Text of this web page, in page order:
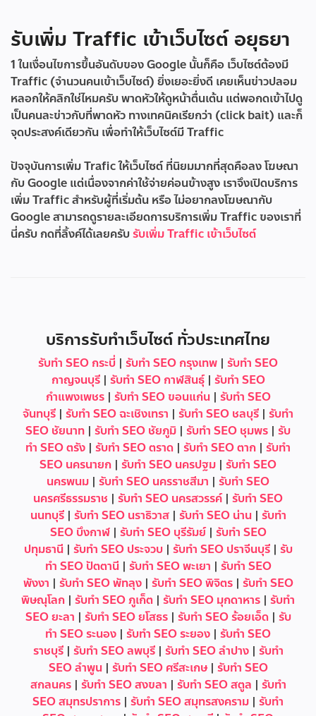
รับเพิ่ม Traffic เข้าเว็บไซต์ อยุธยา
1 ในเงื่อนไขการขึ้นอันดับของ Google นั้นก็คือ เว็บไซต์ต้องมี
Traffic (จำนวนคนเข้าเว็บไซต์) ยิ่งเยอะยิ่งดี เคยเห็นข่าวปลอม
หลอกให้คลิกใช่ไหมครับ พาดหัวให้ดูหน้าตื่นเต้น แต่พอกดเข้าไปดู
เป็นคนละข่าวกับที่พาดหัว ทางเทคนิคเรียกว่า (click bait) และก็
จุดประสงค์เดียวกัน เพื่อทำให้เว็บไซต์มี Traffic
ปัจจุบันการเพิ่ม Trafic ให้เว็บไซต์ ที่นิยมมากที่สุดคือลง โฆษณา
กับ Google แต่เนื่องจากค่าใช้จ่ายค่อนข้างสูง เราจึงเปิดบริการ
เพิ่ม Traffic สำหรับผู้ที่เริ่มต้น หรือ ไม่อยากลงโฆษณากับ
Google สามารถดูรายละเอียดการบริการเพิ่ม Traffic ของเราที่
นี่ครับ กดที่ลิ้งค์ได้เลยครับรับเพิ่ม Traffic เข้าเว็บไซต์
บริการรับทำเว็บไซต์ ทั่วประเทศไทย
รับทำ SEO กระบี่ | รับทำ SEO กรุงเทพ | รับทำ SEO
กาญจนบุรี| รับทำ SEO กาฬสินธุ์| รับทำ SEO
กำแพงเพชร| รับทำ SEO ขอนแก่น| รับทำ SEO
จันทบุรี | รับทำ SEO ฉะเชิงเทรา | รับทำ SEO ชลบุรี | รับทำ
SEO ชัยนาท | รับทำ SEO ชัยภูมิ | รับทำ SEO ชุมพร | รับ
ทำ SEO ตรัง | รับทำ SEO ตราด | รับทำ SEO ตาก | รับทำ
SEO นครนายก | รับทำ SEO นครปฐม | รับทำ SEO
นครพนม | รับทำ SEO นครราชสีมา | รับทำ SEO
นครศรีธรรมราช | รับทำ SEO นครสวรรค์| รับทำ SEO
นนทบุรี| รับทำ SEO นราธิวาส| รับทำ SEO น่าน| รับทำ
SEO บึงกาฬ| รับทำ SEO บุรีรัมย์| รับทำ SEO
ปทุมธานี| รับทำ SEO ประจวบ| รับทำ SEO ปราจีนบุรี| รับ
ทำ SEO ปัตตานี| รับทำ SEO พะเยา | รับทำ SEO
พังงา | รับทำ SEO พัทลุง| รับทำ SEO พิจิตร| รับทำ SEO
พิษณุโลก | รับทำ SEO ภูเก็ต | รับทำ SEO มุกดาหาร | รับทำ
SEO ยะลา | รับทำ SEO ยโสธร| รับทำ SEO ร้อยเอ็ด| รับ
ทำ SEO ระนอง | รับทำ SEO ระยอง | รับทำ SEO
ราชบุรี| รับทำ SEO ลพบุรี| รับทำ SEO ลำปาง| รับทำ
SEO ลำพูน| รับทำ SEO ศรีสะเกษ| รับทำ SEO
สกลนคร| รับทำ SEO สงขลา | รับทำ SEO สตูล | รับทำ
SEO สมุทรปราการ | รับทำ SEO สมุทรสงคราม | รับทำ